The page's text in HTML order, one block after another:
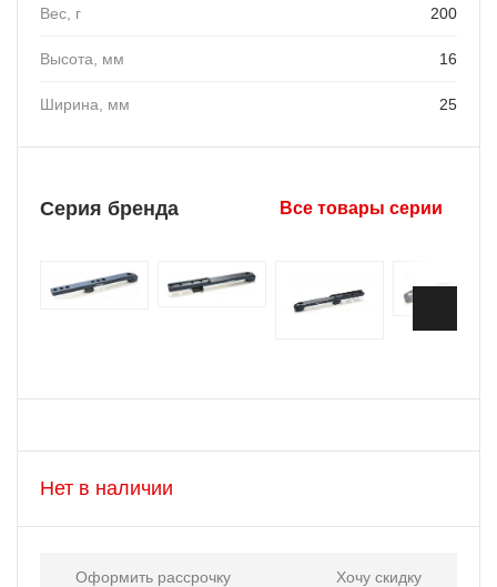
Вес, г 200
Высота, мм 16
Ширина, мм 25
Серия бренда Все товары серии
Нет в наличии
Оформить рассрочку Хочу скидку